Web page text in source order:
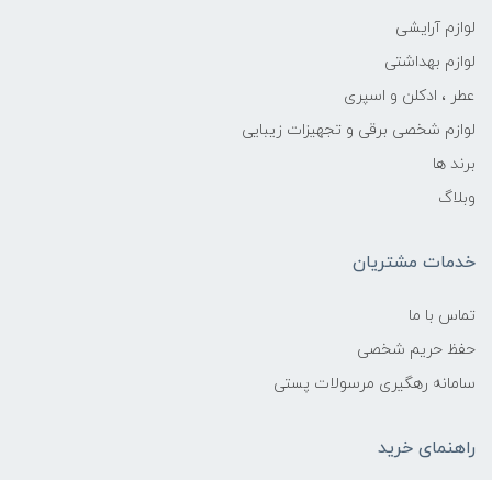
لوازم آرایشی
لوازم بهداشتی
عطر ، ادکلن و اسپری
لوازم شخصی برقی و تجهیزات زیبایی
برند ها
وبلاگ
خدمات مشتریان
تماس با ما
حفظ حریم شخصی
سامانه رهگیری مرسولات پستی
راهنمای خرید